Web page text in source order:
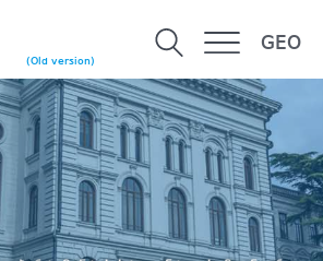
(Old version)
GEO